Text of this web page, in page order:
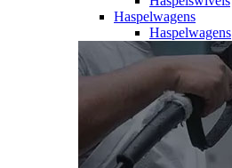
Haspelwagens
Haspelwagens